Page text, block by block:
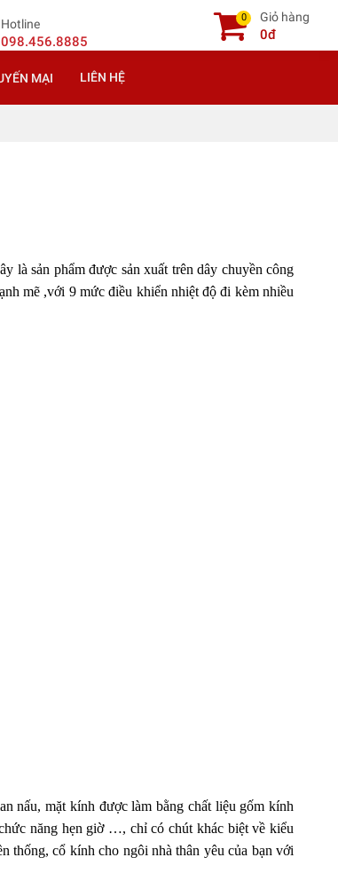
Hotline
098.456.8885
0 Giỏ hàng
0đ
MẠI LIÊN HỆ
là sản phẩm được sản xuất trên dây chuyền công
mẽ ,với 9 mức điều khiển nhiệt độ đi kèm nhiều
nấu, mặt kính được làm bằng chất liệu gốm kính
năng hẹn giờ …, chỉ có chút khác biệt về kiểu
thống, cổ kính cho ngôi nhà thân yêu của bạn với